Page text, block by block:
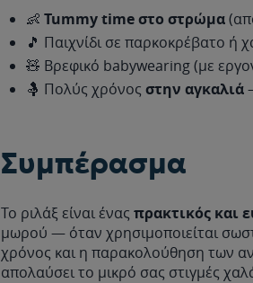
👶 Tummytime στο στρώμα
🎵 Παιχνίδι σε παρκοκρέβατο ή
🧸 Βρεφικό babywearing (με
🤱 Πολύς χρόνος στην αγκαλιά
Συμπέρασμα
Το ριλάξ είναι ένας πρακτικός και
μωρού — όταν χρησιμοποιείται
χρόνος και η παρακολούθηση των
απολαύσει το μικρό σας στιγμές